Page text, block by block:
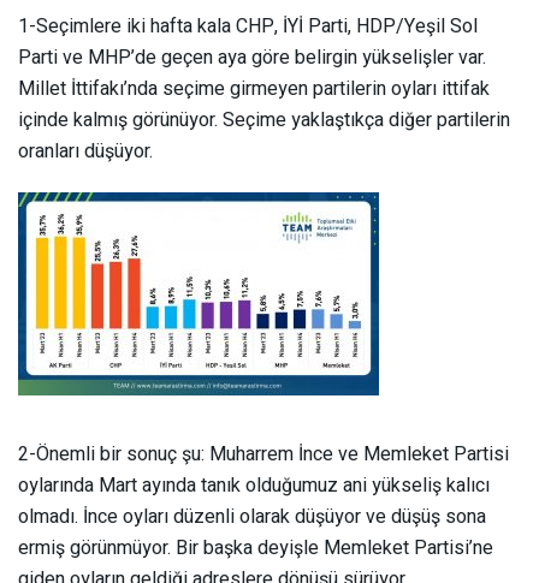
1-Seçimlere iki hafta kala CHP, İYİ Parti, HDP/Yeşil Sol
Parti ve MHP’de geçen aya göre belirgin yükselişler var.
Millet İttifakı’nda seçime girmeyen partilerin oyları ittifak
içinde kalmış görünüyor. Seçime yaklaştıkça diğer partilerin
oranları düşüyor.
2-Önemli bir sonuç şu: Muharrem İnce ve Memleket Partisi
oylarında Mart ayında tanık olduğumuz ani yükseliş kalıcı
olmadı. İnce oyları düzenli olarak düşüyor ve düşüş sona
ermiş görünmüyor. Bir başka deyişle Memleket Partisi’ne